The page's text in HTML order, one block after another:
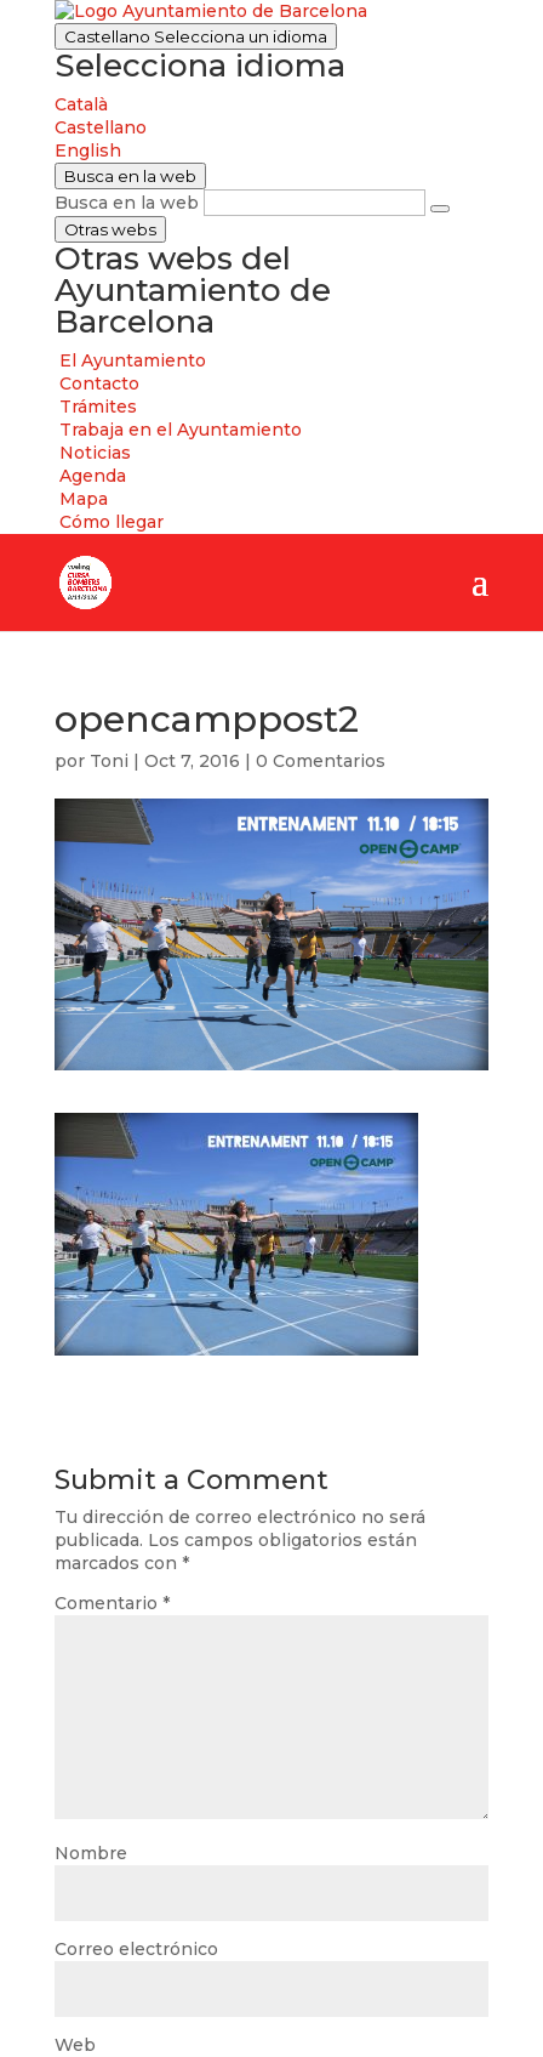
Castellano Selecciona un idioma
Selecciona idioma
Català
Castellano
English
Busca en la web
Busca en la web
Otras webs
Otras webs del
Ayuntamiento de
Barcelona
El Ayuntamiento
Contacto
Trámites
Trabaja en el Ayuntamiento
Noticias
Agenda
Mapa
Cómo llegar
opencamppost2
por Toni | Oct 7, 2016 | 0 Comentarios
Submit a Comment
Tu dirección de correo electrónico no será
publicada. Los campos obligatorios están
marcados con *
Comentario *
Nombre
Correo electrónico
Web